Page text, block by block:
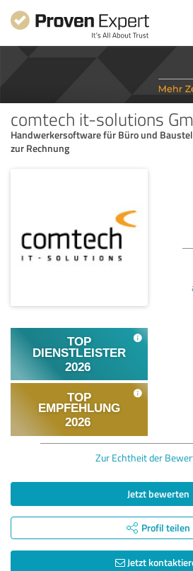
comtech it-solutions
Handwerkersoftware für Büro und
zur Rechnung
Zur Echtheit der
Jetzt bewerten
Profil teilen
Jetzt